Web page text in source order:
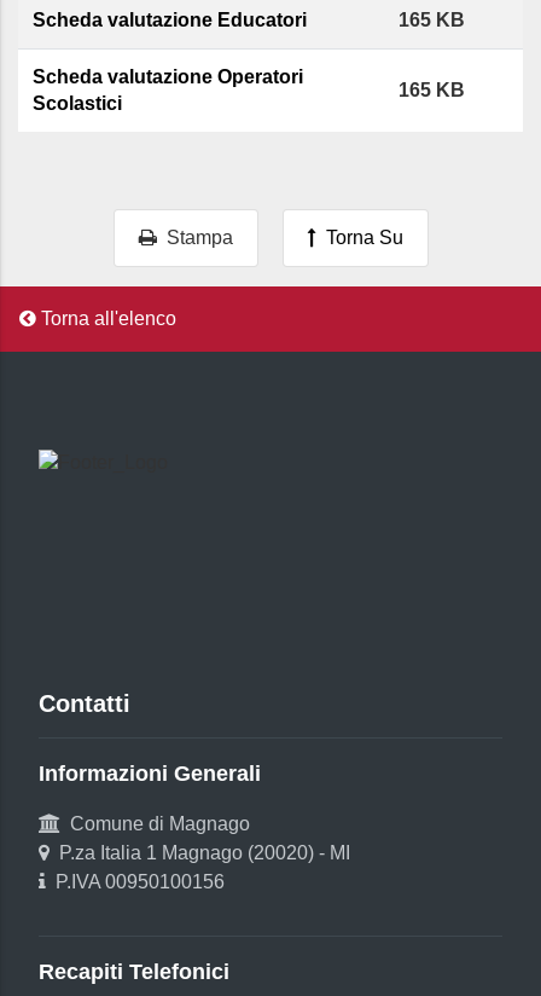
Scheda valutazione Educatori 165 KB
Scheda valutazione Operatori
Scolastici
165 KB
Stampa Torna Su
Torna all'elenco
Contatti
Informazioni Generali
Comune di Magnago
P.za Italia 1 Magnago (20020) - MI
P.IVA 00950100156
Recapiti Telefonici